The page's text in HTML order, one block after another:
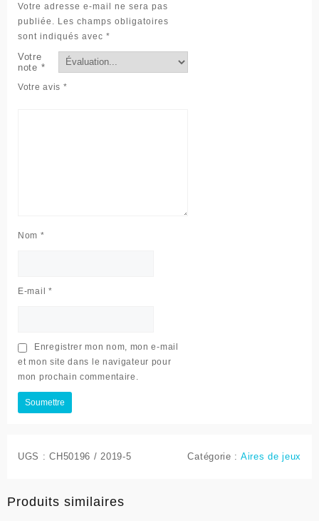
Votre adresse e-mail ne sera pas
publiée.
Les champs obligatoires
sont indiqués avec *
Votre
note *
Votre avis *
Nom *
E-mail *
Enregistrer mon nom, mon e-mail
et mon site dans le navigateur pour
mon prochain commentaire.
UGS :CH50196 / 2019-5 Catégorie : Aires de jeux
Produits similaires